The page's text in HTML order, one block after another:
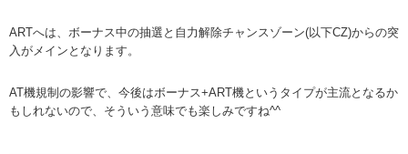
ARTへは、ボーナス中の抽選と自力解除チャンスゾーン(以下CZ)からの突
入がメインとなります。
AT機規制の影響で、今後はボーナス+ART機というタイプが主流となるか
もしれないので、そういう意味でも楽しみですね^^